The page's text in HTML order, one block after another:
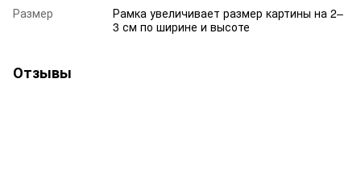
Размер
Рамка увеличивает размер картины на 2–
3 см по ширине и высоте
Отзывы